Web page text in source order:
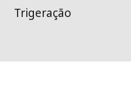
Trigeração